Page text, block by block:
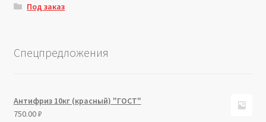
Под заказ
Спецпредложения
Антифриз 10кг (красный) "ГОСТ"
750.00₽